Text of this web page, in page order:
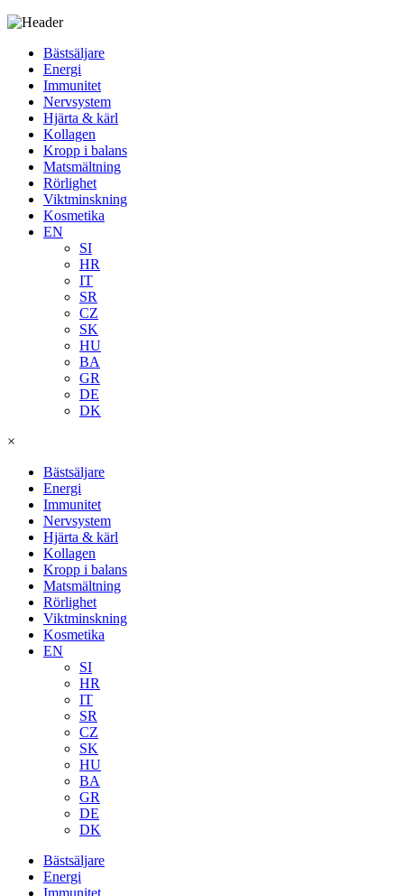
Bästsäljare
Energi
Immunitet
Nervsystem
Hjärta & kärl
Kollagen
Kropp i balans
Matsmältning
Rörlighet
Viktminskning
Kosmetika
EN
SI
HR
IT
SR
CZ
SK
HU
BA
GR
DE
DK
×
Bästsäljare
Energi
Immunitet
Nervsystem
Hjärta & kärl
Kollagen
Kropp i balans
Matsmältning
Rörlighet
Viktminskning
Kosmetika
EN
SI
HR
IT
SR
CZ
SK
HU
BA
GR
DE
DK
Bästsäljare
Energi
Immunitet